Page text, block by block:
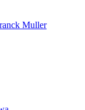
Muller